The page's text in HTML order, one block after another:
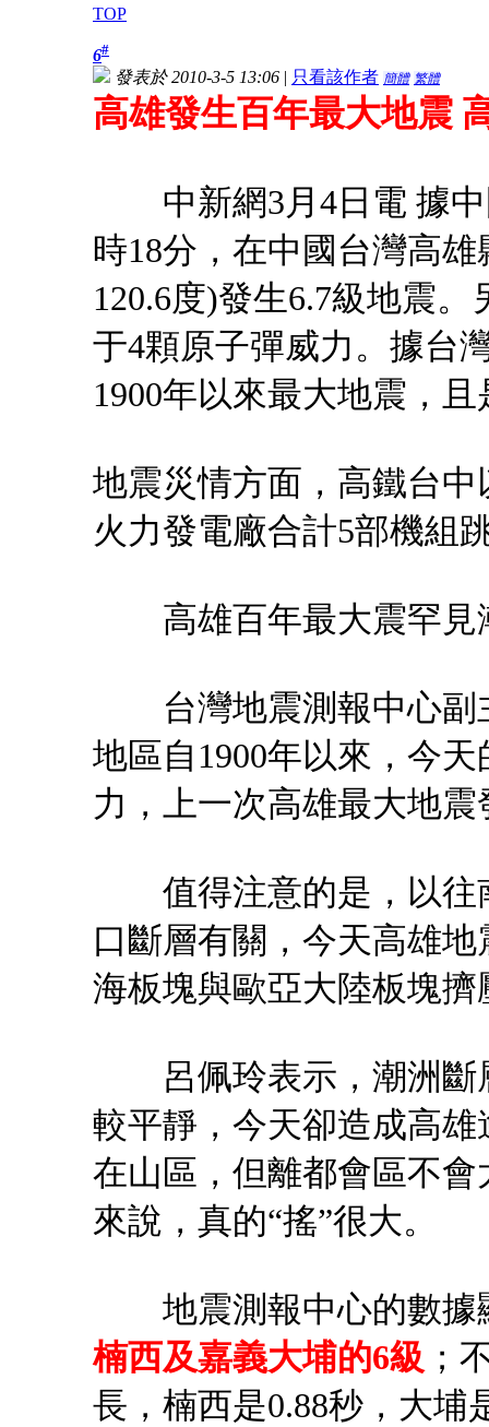
TOP
6#
發表於 2010-3-5 13:06 | 只看該作者 簡體 繁體
高雄發生百年最大地震
中新網3月4日電 據
時18分，在中國台灣高
120.6度)發生6.7級地震
于4顆原子彈威力。據台
1900年以來最大地震，
地震災情方面，高鐵台
火力發電廠合計5部機組
高雄百年最大震罕見
台灣地震測報中心副
地區自1900年以來，今
力，上一次高雄最大地
值得注意的是，以往
口斷層有關，今天高雄
海板塊與歐亞大陸板塊
呂佩玲表示，潮洲斷
較平靜，今天卻造成高
在山區，但離都會區不
來說，真的“搖”很大。
地震測報中心的數據
楠西及嘉義大埔的6級 ；
長，楠西是0.88秒，大埔